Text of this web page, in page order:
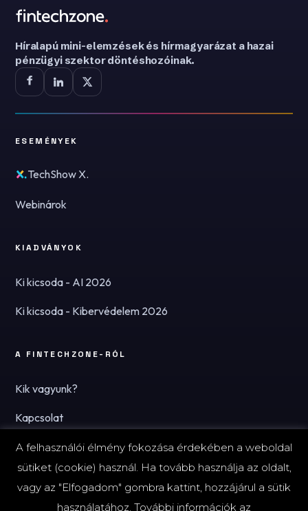
Híralapú mini-elemzések és hírmagyarázat a hazai
pénzügyi szektor döntéshozóinak.
ESEMÉNYEK
TechShow X.
Webinárok
KIADVÁNYOK
Ki kicsoda - AI 2026
Ki kicsoda - Kibervédelem 2026
A FINTECHZONE-RÓL
Kik vagyunk?
Kapcsolat
Hírlevél
A felhasználói élmény fokozása érdekében a weboldal
sütiket (cookie) használ. Ha tovább használja az oldalt,
vagy az "Elfogadom" gombra kattint, hozzájárul a sütik
használatához. További információk az